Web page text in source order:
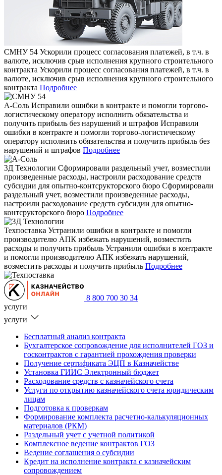
СМНУ 54 Ускорили процесс согласования платежей, в т.ч. в
валюте, исключив срыв исполнения крупного строительного
контракта Ускорили процесс согласования платежей, в т.ч. в
валюте, исключив срыв исполнения крупного строительного
контракта Подробнее
А-Соль Исправили ошибки в контракте и помогли торгово-
логистическому оператору исполнить обязательства и
получить прибыль без нарушений и штрафов Исправили
ошибки в контракте и помогли торгово-логистическому
оператору исполнить обязательства и получить прибыль без
нарушений и штрафов Подробнее
3Д Технологии Сформировали раздельный учет, возместили
произведенные расходы, настроили расходование средств
субсидии для опытно-контсрукторского бюро Сформировали
раздельный учет, возместили произведенные расходы,
настроили расходование средств субсидии для опытно-
контсрукторского бюро Подробнее
Техпоставка Устранили ошибки в контракте и помогли
производителю АПК избежать нарушений, возместить
расходы и получить прибыль Устранили ошибки в контракте
и помогли производителю АПК избежать нарушений,
возместить расходы и получить прибыль Подробнее
8 800 700 30 34
услуги
услуги
Бесплатный анализ контракта
Бухгалтерское сопровождение для исполнителей ГОЗ и
госконтрактов с гарантией прохождения проверки
Получение сертификата ЭЦП в Казначействе
Установка ГИИС Электронный бюджет
Расходование средств с казначейского счета
Услуги по открытию казначейского счета юридическим
лицам
Подготовка к проверкам
Формирование комплекта расчетно-калькуляционных
материалов (РКМ)
Раздельный учет с учетной политикой
Комплексное ведение контрактов ГОЗ
Ведение соглашения о субсидии
Кредит на исполнение контракта с казначейским
сопровождением